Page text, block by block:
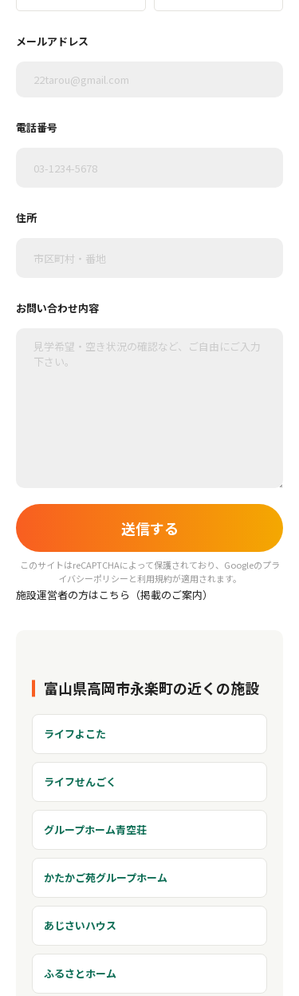
メールアドレス
電話番号
住所
お問い合わせ内容
このサイトはreCAPTCHAによって保護されており、Googleのプラ
イバシーポリシーと利用規約が適用されます。
施設運営者の方はこちら（掲載のご案内）
富山県高岡市永楽町の近くの施設
ライフよこた
ライフせんごく
グループホーム青空荘
かたかご苑グループホーム
あじさいハウス
ふるさとホーム